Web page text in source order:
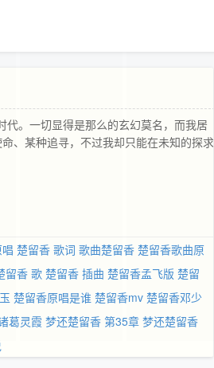
。一切显得是那么的玄幻莫名，而我居
、某种追寻，不过我却只能在未知的探求
楚留香 歌词 歌曲楚留香 楚留香歌曲原
留香 歌 楚留香 插曲 楚留香孟飞版 楚留
楚留香原唱是谁 楚留香mv 楚留香邓少
葛灵霞 梦还楚留香 第35章 梦还楚留香